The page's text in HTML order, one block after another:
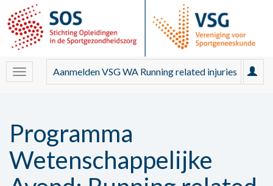
Aanmelden VSG WA Running related injuries
Programma
Wetenschappelijke